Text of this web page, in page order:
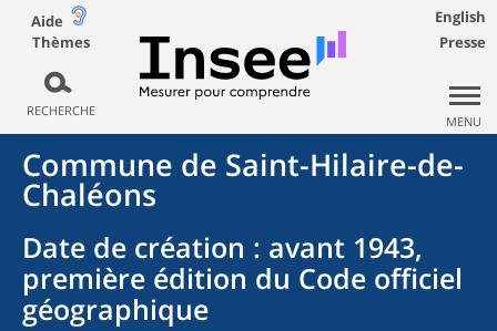
Aide
Thèmes
RECHERCHE
English
Presse
MENU
Commune de Saint-Hilaire-de-
Chaléons
Date de création : avant 1943,
première édition du Code officiel
géographique